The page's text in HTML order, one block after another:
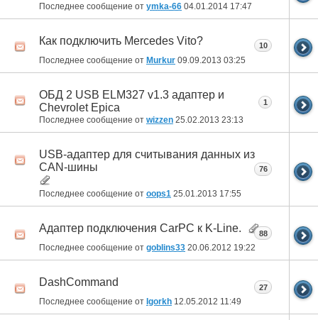
Последнее сообщение от ymka-66 04.01.2014 17:47
Как подключить Mercedes Vito?
Последнее сообщение от Murkur 09.09.2013 03:25
10
ОБД 2 USB ELM327 v1.3 адаптер и
Chevrolet Epica
Последнее сообщение от wizzen 25.02.2013 23:13
1
USB-адаптер для считывания данных из
CAN-шины
Последнее сообщение от oops1 25.01.2013 17:55
76
Адаптер подключения CarPC к K-Line.
Последнее сообщение от goblins33 20.06.2012 19:22
88
DashCommand
Последнее сообщение от Igorkh 12.05.2012 11:49
27